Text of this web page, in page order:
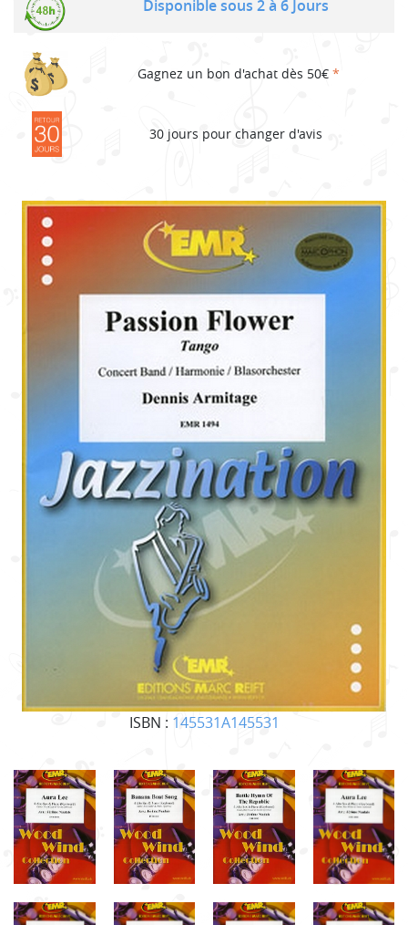
ISBN : 145531A145531
Disponible sous 2 à 6 Jours
Gagnez un bon d'achat dès 50€ *
30 jours pour changer d'avis